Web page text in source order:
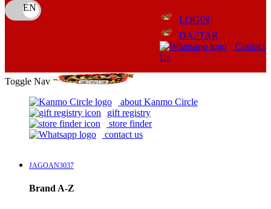
LOGIN
DAFTAR
Contact
Us
Toggle Nav
about Kanmo Circle
gift registry
store finder
contact us
JAGOAN3037
Brand A-Z